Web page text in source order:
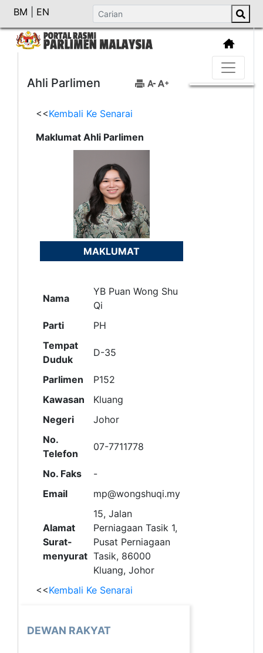
BM EN
Ahli Parlimen
<<Kembali Ke Senarai
Maklumat Ahli Parlimen
MAKLUMAT
Nama
YB Puan Wong Shu
Qi
Parti
PH
Tempat
Duduk
D-35
Parlimen
P152
Kawasan
Kluang
Negeri
Johor
No.
Telefon
07-7711778
No. Faks
-
Email
mp@wongshuqi.my
Alamat
Surat-
menyurat
15, Jalan
Perniagaan Tasik 1,
Pusat Perniagaan
Tasik, 86000
Kluang, Johor
<<Kembali Ke Senarai
DEWAN RAKYAT